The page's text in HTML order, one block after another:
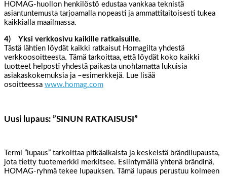
HOMAG-huollon henkilöstö edustaa vankkaa teknistä
asiantuntemusta tarjoamalla nopeasti ja ammattitaitoisesti tukea
kaikkialla maailmassa.
4) Yksi verkkosivu kaikille ratkaisuille.
Tästä lähtien löydät kaikki ratkaisut Homagilta yhdestä
verkkoosoitteesta. Tämä tarkoittaa, että löydät koko kaikki
tuotteet helposti yhdestä paikasta unohtamatta lukuisia
asiakaskokemuksia ja –esimerkkejä. Lue lisää
osoitteessa www.homag.com
Uusi lupaus: ”SINUN RATKAISUSI”
Termi ”lupaus” tarkoittaa pitkäaikaista ja keskeistä brändilupausta,
jota tietty tuotemerkki merkitsee. Esiintymällä yhtenä brändinä,
HOMAG-ryhmä tekee lupauksen. Tämä lupaus perustuu kolmeen